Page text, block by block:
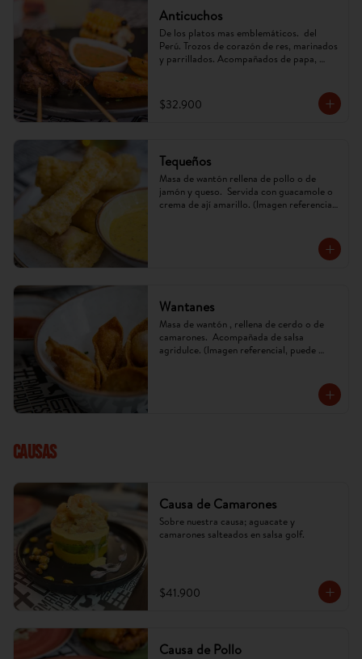
Anticuchos
De los platos mas emblemáticos.  del
Perú. Trozos de corazón de res, marinados
y parrillados. Acompañados de papa,
$32.900
Tequeños
Masa de wantón rellena de pollo o de
jamón y queso.  Servida con guacamole o
crema de ají amarillo. (Imagen referencial,
Wantanes
Masa de wantón , rellena de cerdo o de
camarones.  Acompañada de salsa
agridulce. (Imagen referencial, puede
CAUSAS
Causa de Camarones
Sobre nuestra causa; aguacate y
camarones salteados en salsa golf.
$41.900
Causa de Pollo